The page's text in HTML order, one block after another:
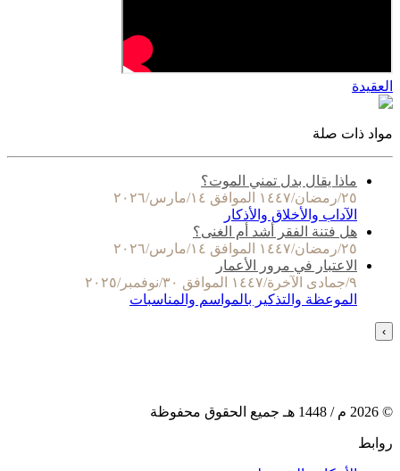
العقيدة
مواد ذات صلة
ماذا يقال بدل تمني الموت؟
٢٥/رمضان/١٤٤٧ الموافق ١٤/مارس/٢٠٢٦
الآداب والأخلاق والأذكار
هل فتنة الفقر أشد أم الغنى؟
٢٥/رمضان/١٤٤٧ الموافق ١٤/مارس/٢٠٢٦
الاعتبار في مرور الأعمار
٩/جمادى الآخرة/١٤٤٧ الموافق ٣٠/نوفمبر/٢٠٢٥
الموعظة والتذكير بالمواسم والمناسبات
›
©
2026 م / 1448 هـ جميع الحقوق محفوظة
روابط